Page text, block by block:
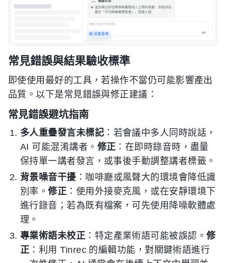
常見錯誤與結果驗收標準
即使使用最好的工具，若操作不當仍可能影響產出
品質。以下是常見錯誤與修正建議：
常見錯誤避坑指南
多人重疊發言未標記 ：若會議中多人同時說話，
AI 可能混淆講者。 修正 ：在即時錄音時，盡量
保持單一講者發言，或事後手動調整講者標籤。
背景噪音干擾 ：咖啡廳或風聲大的環境會降低識
別率。修正 ：使用外接麥克風，或在安靜環境下
進行錄音；若為既有檔案，可先使用降噪軟體處
理。
專業術語未校正 ：特定產業術語可能被誤認。修
正 ：利用 Tinrec 的編輯功能，對關鍵術語進行